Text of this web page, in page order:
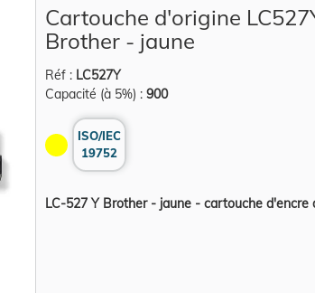
Cartouche d'origine
Brother - jaune
Réf : LC527Y
Capacité (à 5%) : 900
ISO/IEC
19752
LC-527 Y Brother - jaune - cartouche d'encre